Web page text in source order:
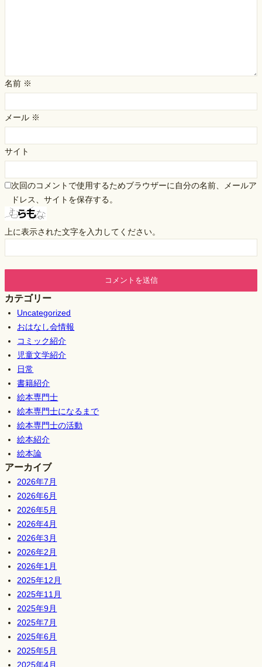
名前 ※
メール ※
サイト
次回のコメントで使用するためブラウザーに自分の名前、メールア
ドレス、サイトを保存する。
上に表示された文字を入力してください。
カテゴリー
Uncategorized
おはなし会情報
コミック紹介
児童文学紹介
日常
書籍紹介
絵本専門士
絵本専門士になるまで
絵本専門士の活動
絵本紹介
絵本論
アーカイブ
2026年7月
2026年6月
2026年5月
2026年4月
2026年3月
2026年2月
2026年1月
2025年12月
2025年11月
2025年9月
2025年7月
2025年6月
2025年5月
2025年4月